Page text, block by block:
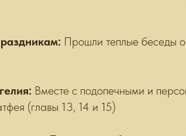
Прошли теплые беседы
Вместе с подопечными и
(главы 13, 14 и 15)